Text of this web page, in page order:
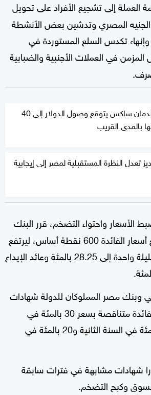
إلى تشجيع الأفراد على تحويل
الجنيه المصري وتدشين بعض الأنشطة
وإنهاء تكدس السلع المستوردة في
في العملات الأجنبية والضبابية
.
غولدمان ساكس يتوقع وصول الدولار إلى 40
بالمدى القريب
تعدل النظرة المستقبلية لمصر إلى إيجابية
الأسعار واحتواء التضخم، قرر البنك
المركزي، الأربعاء، رفع أسعار الفائدة 600 نقطة أساس، ليرتفع
بذلك عائد الإقراض لليلة واحدة إلى 28.25 بالمئة وعائد الإيداع
.
وبنك مصر المملوكان للدولة شهادات
مدتها ثلاث سنوات بفائدة متناقصة بسعر 30 بالمئة في
السنة الأولى و25 بالمئة في السنة الثانية و20 بالمئة في
شهادات مشابهة في فترات سابقة
وكبح التضخم.